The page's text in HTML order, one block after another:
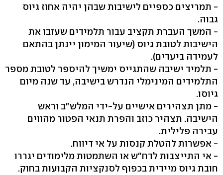
- תמריצים כספיים לישיבות שבהן יהיה אחוז גיוס
גבוה.
- המשך העברת תקציב עבור תלמידים שעזבו את
הישיבות לטובת גיוס (שיעור המימון יינתן בהתאם
לעמידה ביעדים).
- תלמיד ישיבה שהתגייס ימשיך להיספר לטובת מספר
התלמידים המינימלי הנדרש בישיבה, עד שנה מיום
גיוסו.
- מתן תצהירים אישיים על-ידי המלש"ב וראש
הישיבה. תצהיר כוזב והפרת תנאי הפטור מהווים
עבירה פלילית.
- אפשרות להטלת קנסות על אי דיווח.
- אי התייצבות לדח"ש או השתמטות מלימודים יגררו
חובת גיוס מיידית בכפוף לסנקציות הקבועות בחוק.